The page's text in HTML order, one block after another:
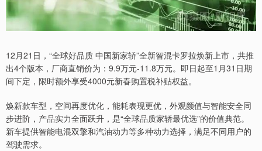
12月21日，“全球好品质 中国新家轿”全新智混卡罗拉焕新上市，共推
出4个版本，厂商直销价为：9.9万元-11.8万元。即日起至1月31日期
间下定，限时额外享受4000元新春购置税补贴权益。
焕新款车型，空间再度优化，能耗表现更优，外观颜值与智能安全同
步进阶，产品实力全面跃升，是“全球品质家轿最优选”的价值典范。
新车提供智能电混双擎和汽油动力等多种动力选择，满足不同用户的
驾驶需求。